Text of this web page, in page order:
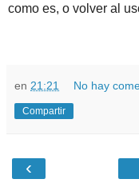
como es, o volver al
en 21:21 No hay
Compartir
‹